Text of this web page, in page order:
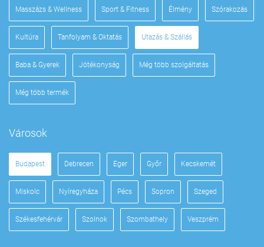
Masszázs & Wellness Sport & Fitness Élmény Szórakozás
Kultúra Tanfolyam & Oktatás Utazás & Szállás
Baba & Gyerek Jótékonyság Még több szolgáltatás
Még több termék
Városok
Budapest Debrecen Eger Győr Kecskemét
Miskolc Nyíregyháza Pécs Sopron Szeged
Székesfehérvár Szolnok Szombathely Veszprém